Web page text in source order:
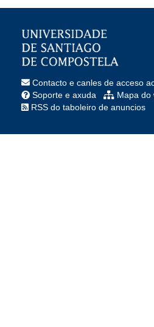
Contacto e canles de acceso
Soporte e axuda
Mapa do
RSS do taboleiro de anuncios